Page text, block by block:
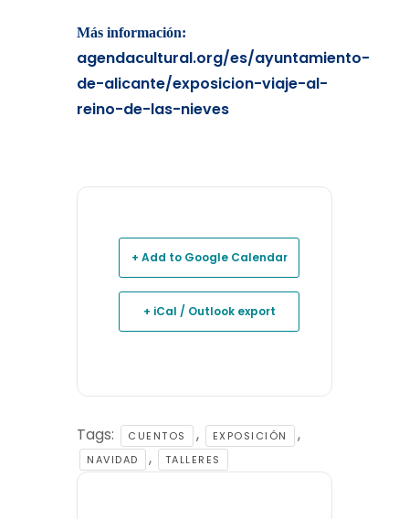
Más información:
agendacultural.org/es/ayuntamiento-
de-alicante/exposicion-viaje-al-
reino-de-las-nieves
+ Add to Google Calendar
+ iCal / Outlook export
Tags: CUENTOS , EXPOSICIÓN ,
NAVIDAD , TALLERES